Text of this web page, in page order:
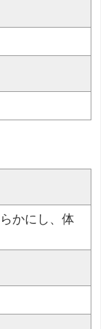
かにし、体